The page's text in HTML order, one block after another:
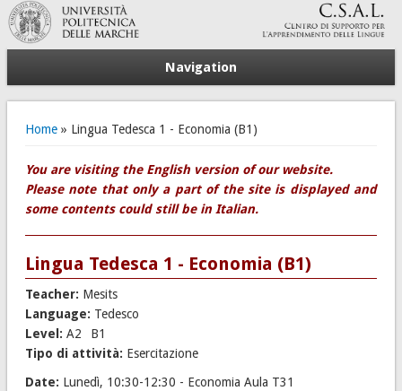
Navigation
You are here
Home» Lingua Tedesca 1 - Economia (B1)
You are visiting the English version of our website.
Please note that only a part of the site is displayed and
some contents could still be in Italian.
Lingua Tedesca 1 - Economia (B1)
Teacher: Mesits
Language: Tedesco
Level: A2
B1
Tipo di attività: Esercitazione
Date: Lunedì, 10:30-12:30 - Economia Aula T31